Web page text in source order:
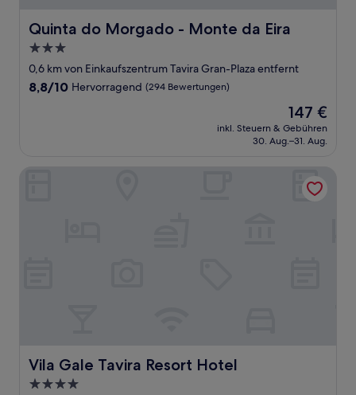
Quinta do Morgado - Monte da Eira
Quinta do Morgado - Monte da Eira
3.0-
Sterne-
Unterkunft
0,6 km von Einkaufszentrum Tavira Gran-Plaza entfernt
8.8
8,8/10 Hervorragend (294 Bewertungen)
Der
Preis
beträgt
147 €
inkl. Steuern & Gebühren
30. Aug.–31. Aug.
Vila Gale Tavira Resort Hotel
Vila Gale Tavira Resort Hotel
4.0-